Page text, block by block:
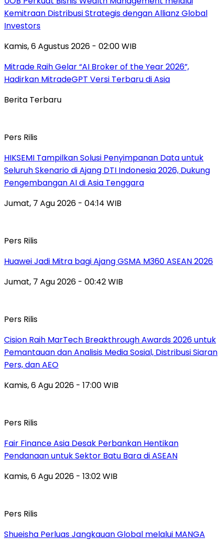
Kemitraan Distribusi Strategis dengan Allianz Global
Investors
Kamis, 6 Agustus 2026 - 02:00 WIB
Mitrade Raih Gelar “AI Broker of the Year 2026”,
Hadirkan MitradeGPT Versi Terbaru di Asia
Berita Terbaru
Pers Rilis
HIKSEMI Tampilkan Solusi Penyimpanan Data untuk
Seluruh Skenario di Ajang DTI Indonesia 2026, Dukung
Pengembangan AI di Asia Tenggara
Jumat, 7 Agu 2026 - 04:14 WIB
Pers Rilis
Huawei Jadi Mitra bagi Ajang GSMA M360 ASEAN 2026
Jumat, 7 Agu 2026 - 00:42 WIB
Pers Rilis
Cision Raih MarTech Breakthrough Awards 2026 untuk
Pemantauan dan Analisis Media Sosial, Distribusi Siaran
Pers, dan AEO
Kamis, 6 Agu 2026 - 17:00 WIB
Pers Rilis
Fair Finance Asia Desak Perbankan Hentikan
Pendanaan untuk Sektor Batu Bara di ASEAN
Kamis, 6 Agu 2026 - 13:02 WIB
Pers Rilis
Shueisha Perluas Jangkauan Global melalui MANGA